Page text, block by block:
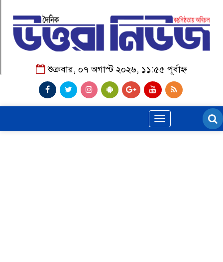
শুক্রবার, ০৭ অগাস্ট ২০২৬, ১১:৫৫ পূর্বাহ্ন
Toggle
navigation